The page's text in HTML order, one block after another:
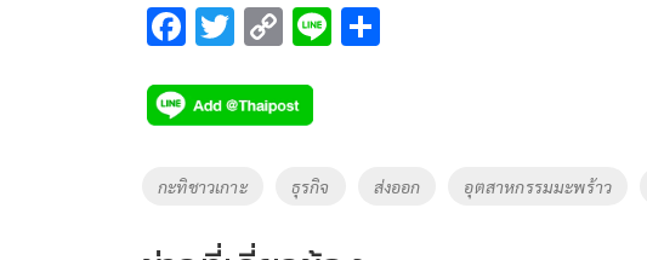
F
e
b
o
T
tt
er
C
p
y
Li
Li
Tags
กะทิชาวเกาะ ธุรกิจ ส่งออก อุตสาหกรรมมะพร้าว